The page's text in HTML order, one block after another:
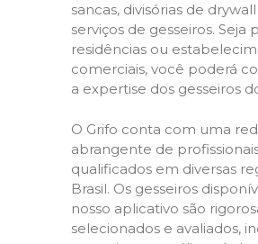
sancas, divisórias de
serviços de gesseiros. Seja
residências ou
comerciais, você poderá
a expertise dos gesseiros
O Grifo conta com uma
abrangente de
qualificados em diversas
Brasil. Os gesseiros
nosso aplicativo são
selecionados e avaliados,